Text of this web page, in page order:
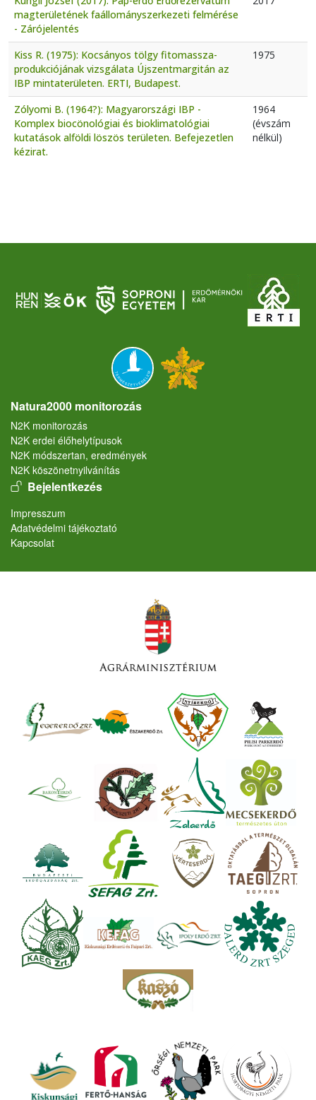
magterületének faállományszerkezeti felmérése
- Zárójelentés
Kiss R. (1975): Kocsányos tölgy fitomassza-
produkciójának vizsgálata Újszentmargitán az
IBP mintaterületen. ERTI, Budapest.
1975
Zólyomi B. (1964?): Magyarországi IBP -
Komplex biocönológiai és bioklimatológiai
kutatások alföldi löszös területen. Befejezetlen
kézirat.
1964
(évszám
nélkül)
Natura2000 monitorozás
N2K monitorozás
N2K erdei élőhelytípusok
N2K módszertan, eredmények
N2K köszönetnyilvánítás
User account menu
Bejelentkezés
Lábléc
Impresszum
Adatvédelmi tájékoztató
Kapcsolat